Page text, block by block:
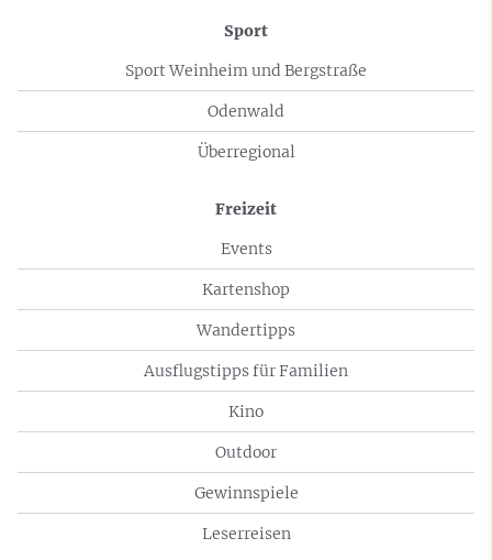
Sport
Sport Weinheim und Bergstraße
Odenwald
Überregional
Freizeit
Events
Kartenshop
Wandertipps
Ausflugstipps für Familien
Kino
Outdoor
Gewinnspiele
Leserreisen